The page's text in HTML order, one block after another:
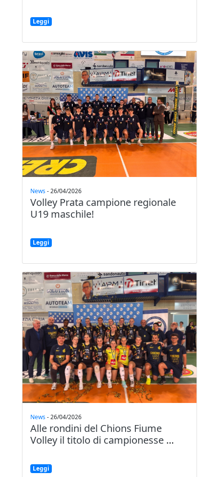
Leggi
News-26/04/2026
Volley Prata campione regionale
U19 maschile!
Leggi
News-26/04/2026
Alle rondini del Chions Fiume
Volley il titolo di campionesse …
Leggi